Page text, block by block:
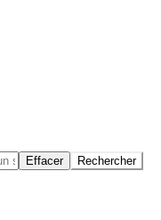
Effacer Rechercher